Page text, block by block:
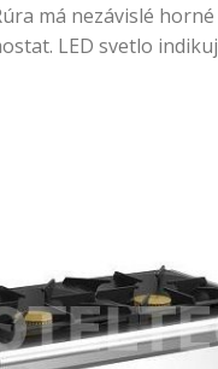
má nezávislé
LED svetlo